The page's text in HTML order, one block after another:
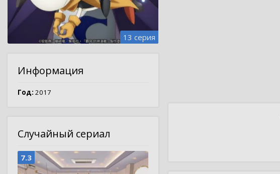
13 серия
Информация
Год: 2017
Случайный сериал
7.3